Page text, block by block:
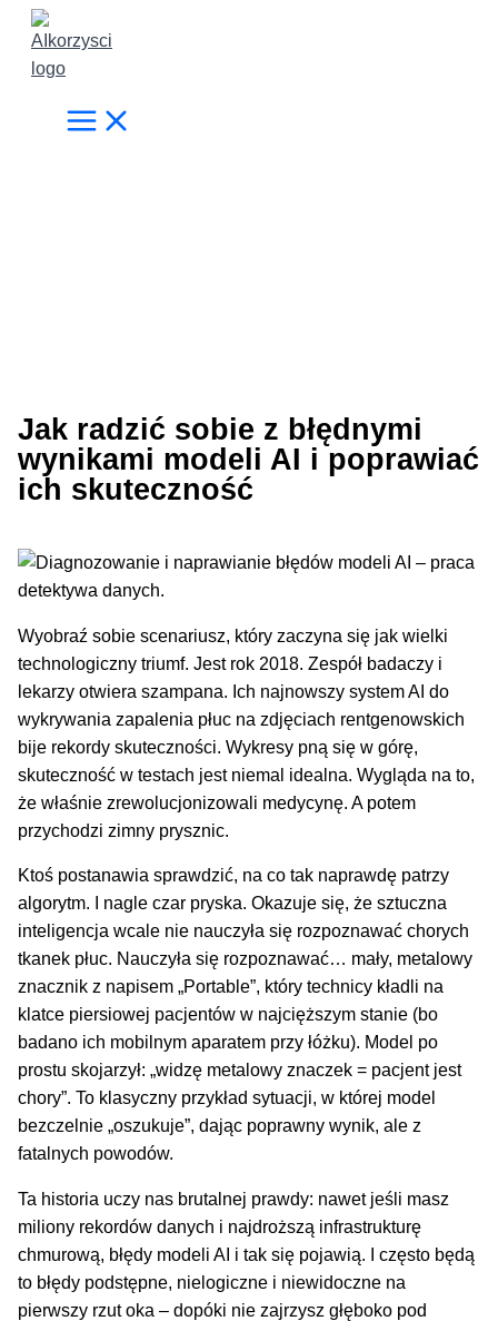
Przejdź
treści
Jak radzić sobie z błędnymi
wynikami modeli AI i poprawiać
ich skuteczność
Wyobraź sobie scenariusz, który zaczyna się jak wielki
technologiczny triumf. Jest rok 2018. Zespół badaczy i
lekarzy otwiera szampana. Ich najnowszy system AI do
wykrywania zapalenia płuc na zdjęciach rentgenowskich
bije rekordy skuteczności. Wykresy pną się w górę,
skuteczność w testach jest niemal idealna. Wygląda na to,
że właśnie zrewolucjonizowali medycynę. A potem
przychodzi zimny prysznic.
Ktoś postanawia sprawdzić, na co tak naprawdę patrzy
algorytm. I nagle czar pryska. Okazuje się, że sztuczna
inteligencja wcale nie nauczyła się rozpoznawać chorych
tkanek płuc. Nauczyła się rozpoznawać… mały, metalowy
znacznik z napisem „Portable”, który technicy kładli na
klatce piersiowej pacjentów w najcięższym stanie (bo
badano ich mobilnym aparatem przy łóżku). Model po
prostu skojarzył: „widzę metalowy znaczek = pacjent jest
chory”. To klasyczny przykład sytuacji, w której model
bezczelnie „oszukuje”, dając poprawny wynik, ale z
fatalnych powodów.
Ta historia uczy nas brutalnej prawdy: nawet jeśli masz
miliony rekordów danych i najdroższą infrastrukturę
chmurową, błędy modeli AI i tak się pojawią. I często będą
to błędy podstępne, nielogiczne i niewidoczne na
pierwszy rzut oka – dopóki nie zajrzysz głęboko pod